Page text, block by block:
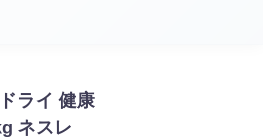
ライ 健康
ネスレ